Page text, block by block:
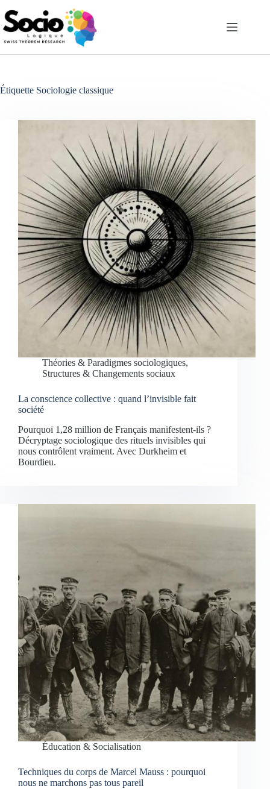
au
contenu
Étiquette Sociologie classique
Théories & Paradigmes sociologiques,
Structures & Changements sociaux
La conscience collective : quand l’invisible fait
société
Pourquoi 1,28 million de Français manifestent-ils ?
Décryptage sociologique des rituels invisibles qui
nous contrôlent vraiment. Avec Durkheim et
Bourdieu.
Éducation & Socialisation
Techniques du corps de Marcel Mauss : pourquoi
nous ne marchons pas tous pareil